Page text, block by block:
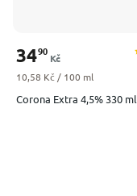
Corona Extra 4,5% 330 ml
3490
Kč
Měrná cena:
10,58 Kč / 100 ml